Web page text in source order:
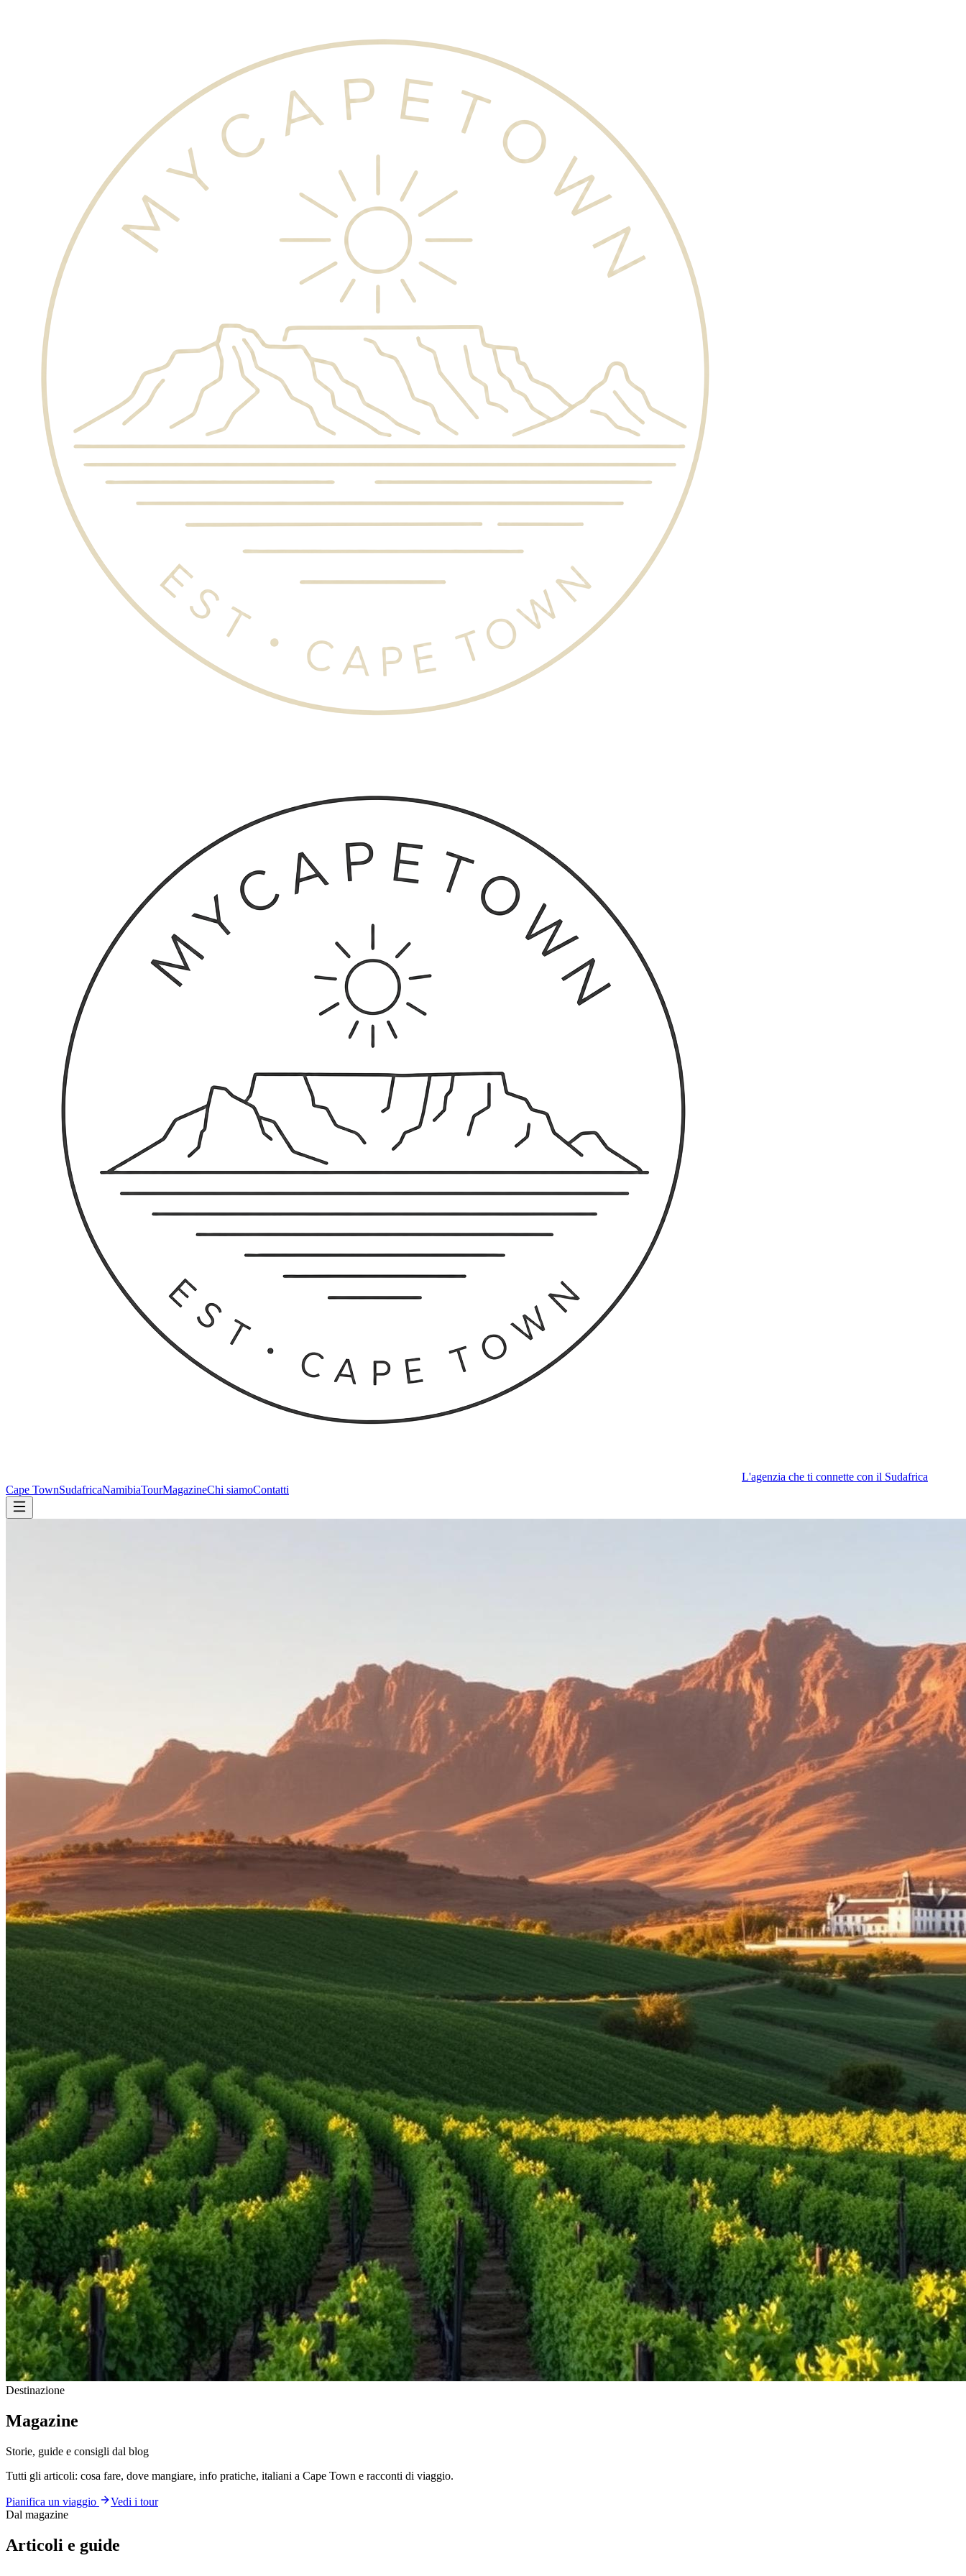
L'agenzia che ti connette con il Sudafrica
Cape TownSudafricaNamibiaTourMagazineChi siamoContatti
Destinazione
Magazine
Storie, guide e consigli dal blog
Tutti gli articoli: cosa fare, dove mangiare, info pratiche, italiani a Cape Town e racconti di viaggio.
Pianifica un viaggio
Vedi i tour
Dal magazine
Articoli e guide